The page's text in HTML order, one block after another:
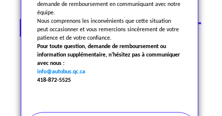
RÉSERVEZ VOTRE BILLET
Type de billet
demande de remboursement en communiquant avec notre
équipe.
Nous comprenons les inconvénients que cette situation
peut occasionner et vous remercions sincèrement de votre
patience et de votre confiance.
Pour toute question, demande de remboursement ou
information supplémentaire, n’hésitez pas à communiquer
avec nous :
info@autobus.qc.ca
418-872-5525